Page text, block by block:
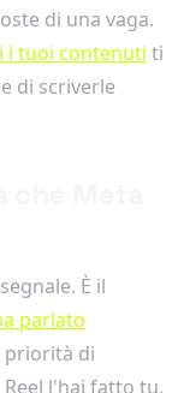
di una vaga.
i tuoi contenuti ti
di scriverle
È il
parlato
priorità di
l'hai fatto tu,